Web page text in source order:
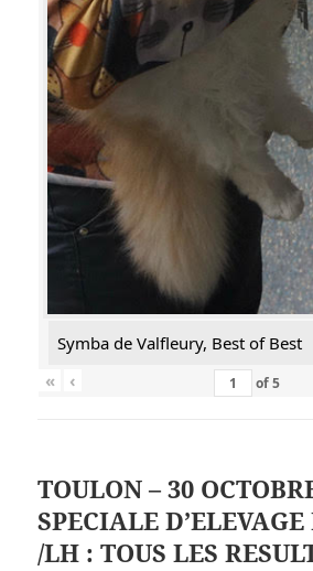
Symba de Valfleury, Best of Best
«
‹ of5
TOULON – 30
SPECIALE
/LH : TOUS LES